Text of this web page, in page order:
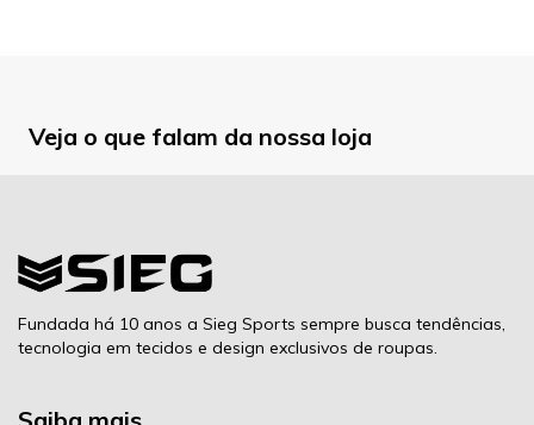
Veja o que falam da nossa loja
Fundada há 10 anos a Sieg Sports sempre busca tendências,
tecnologia em tecidos e design exclusivos de roupas.